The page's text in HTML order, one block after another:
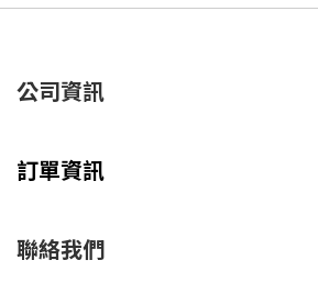
公司資訊
訂單資訊
聯絡我們